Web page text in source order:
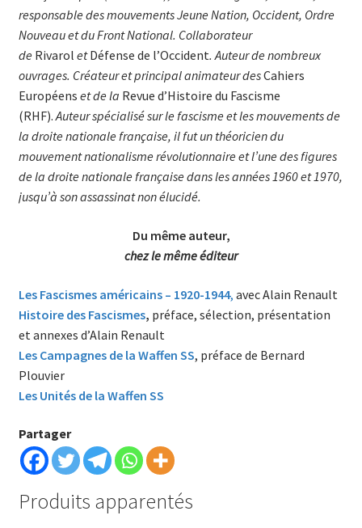
responsable des mouvements Jeune Nation, Occident, Ordre
Nouveau et du Front National. Collaborateur
de Rivarol etDéfense de l’Occident. Auteur de nombreux
ouvrages. Créateur et principal animateur desCahiers
Européens et de la Revue d’Histoire du Fascisme
(RHF).Auteur spécialisé sur le fascisme et les mouvements de
la droite nationale française, il fut un théoricien du
mouvement nationalisme révolutionnaire et l’une des figures
de la droite nationale française dans les années 1960 et 1970,
jusqu’à son assassinat non élucidé.
Du même auteur,
chez le même éditeur
Les Fascismes américains – 1920-1944, avec Alain Renault
Histoire des Fascismes, préface, sélection, présentation
et annexes d’Alain Renault
Les Campagnes de la Waffen SS, préface de Bernard
Plouvier
Les Unités de la Waffen SS
Partager
Produits apparentés